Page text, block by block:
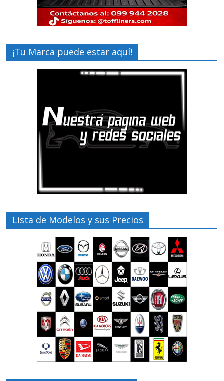
¡Tu Marca puede estar aquí!
Lista de Modelos y sus Precios